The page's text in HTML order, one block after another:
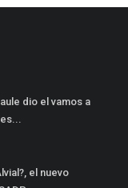
dio el vamos a
el nuevo